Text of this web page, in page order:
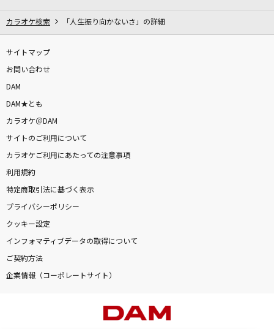
カラオケ検索 「人生振り向かないさ」の詳細
サイトマップ
お問い合わせ
DAM
DAM★とも
カラオケ＠DAM
サイトのご利用について
カラオケご利用にあたっての注意事項
利用規約
特定商取引法に基づく表示
プライバシーポリシー
クッキー設定
インフォマティブデータの取得について
ご契約方法
企業情報（コーポレートサイト）